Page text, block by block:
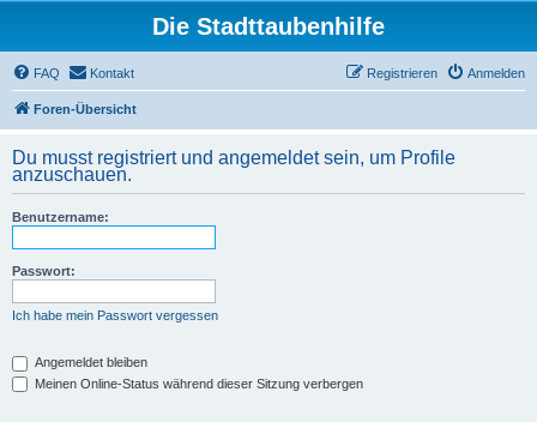
Die Stadttaubenhilfe
FAQ Kontakt Anmelden
Registrieren
Foren-Übersicht
Du musst registriert und angemeldet sein, um Profile
anzuschauen.
Benutzername:
Passwort:
Ich habe mein Passwort vergessen
Angemeldet bleiben
Meinen Online-Status während dieser Sitzung verbergen